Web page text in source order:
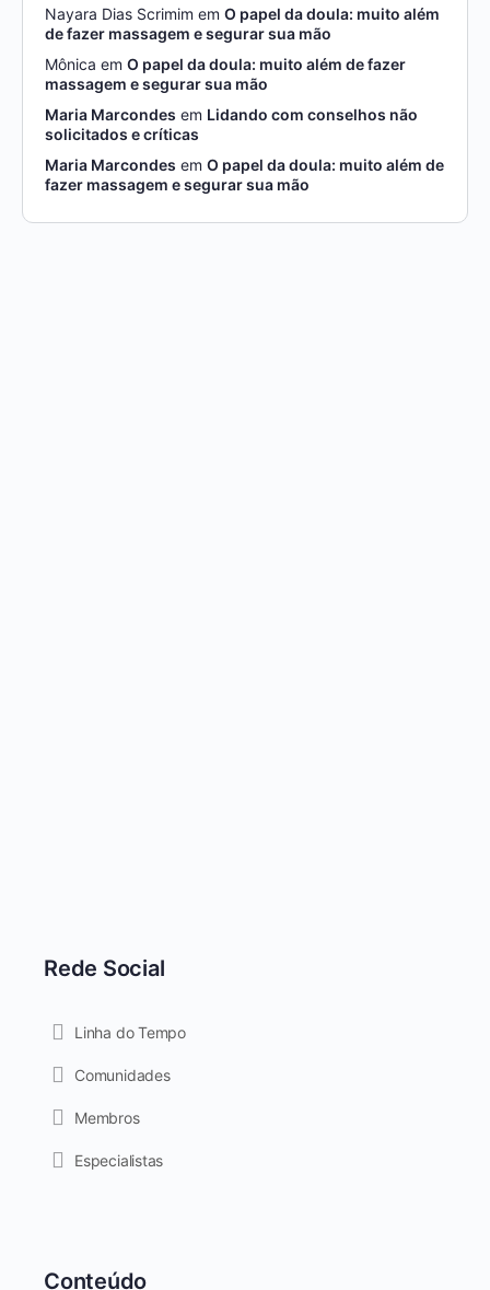
Nayara Dias Scrimim em O papel da doula: muito além
de fazer massagem e segurar sua mão
Mônica em O papel da doula: muito além de fazer
massagem e segurar sua mão
Maria Marcondes em Lidando com conselhos não
solicitados e críticas
Maria Marcondes em O papel da doula: muito além de
fazer massagem e segurar sua mão
Rede Social
Linha do Tempo
Comunidades
Membros
Especialistas
Conteúdo